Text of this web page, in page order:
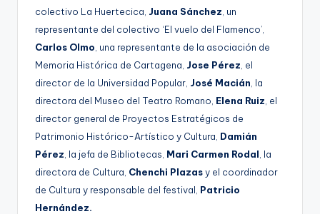
colectivo La Huertecica, Juana Sánchez , un
representante del colectivo ‘El vuelo del Flamenco’,
Carlos Olmo , una representante de la asociación de
Memoria Histórica de Cartagena, Jose Pérez , el
director de la Universidad Popular, José Macián , la
directora del Museo del Teatro Romano, Elena Ruiz , el
director general de Proyectos Estratégicos de
Patrimonio Histórico-Artístico y Cultura, Damián
Pérez , la jefa de Bibliotecas, Mari Carmen Rodal , la
directora de Cultura, Chenchi Plazasy el coordinador
de Cultura y responsable del festival, Patricio
Hernández.